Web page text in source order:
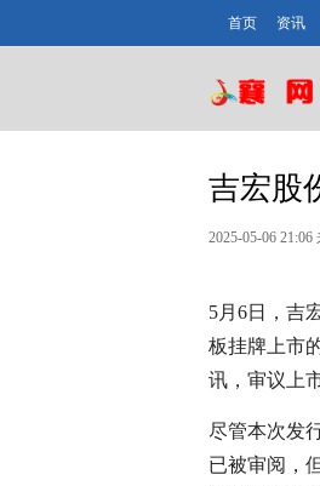
首页 资讯
吉宏股
2025-05-06 21:06
5月6日，吉
板挂牌上市
讯，审议上
尽管本次发
已被审阅，